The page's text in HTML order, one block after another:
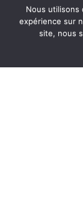
Nous utilisons
expérience sur
site, nous